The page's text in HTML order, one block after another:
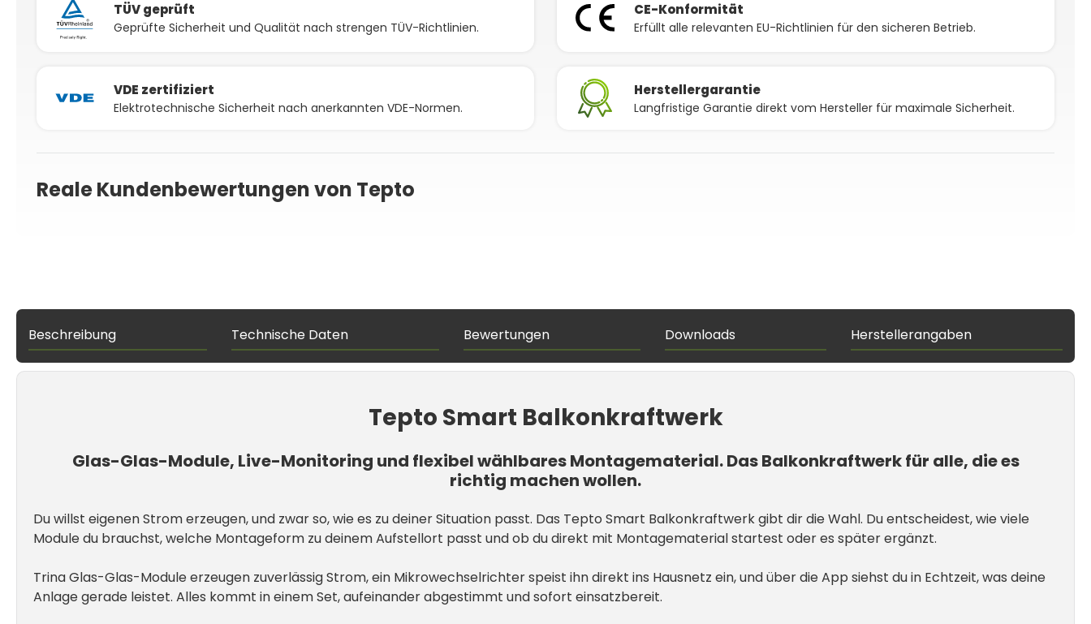
TÜV geprüft
Geprüfte Sicherheit und Qualität nach strengen TÜV-Richtlinien.
CE-Konformität
Erfüllt alle relevanten EU-Richtlinien für den sicheren Betrieb.
VDE zertifiziert
Elektrotechnische Sicherheit nach anerkannten VDE-Normen.
Herstellergarantie
Langfristige Garantie direkt vom Hersteller für maximale Sicherheit.
Reale Kundenbewertungen von Tepto
Beschreibung Technische Daten Bewertungen Downloads Herstellerangaben
Tepto Smart Balkonkraftwerk
Glas-Glas-Module, Live-Monitoring und flexibel wählbares Montagematerial. Das Balkonkraftwerk für alle, die es
richtig machen wollen.
Du willst eigenen Strom erzeugen, und zwar so, wie es zu deiner Situation passt. Das Tepto Smart Balkonkraftwerk gibt dir die Wahl. Du entscheidest, wie viele
Module du brauchst, welche Montageform zu deinem Aufstellort passt und ob du direkt mit Montagematerial startest oder es später ergänzt.
Trina Glas-Glas-Module erzeugen zuverlässig Strom, ein Mikrowechselrichter speist ihn direkt ins Hausnetz ein, und über die App siehst du in Echtzeit, was deine
Anlage gerade leistet. Alles kommt in einem Set, aufeinander abgestimmt und sofort einsatzbereit.